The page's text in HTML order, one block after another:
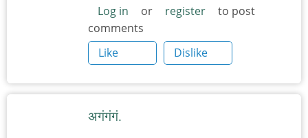
Log in or register
to post
comments
Like
Dislike
अगंगंगं.